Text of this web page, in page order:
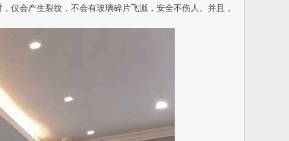
仅会产生裂纹，不会有玻璃碎片飞溅，安全不伤人。并且，